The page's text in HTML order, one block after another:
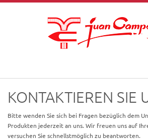
KONTAKTIEREN SIE
Bitte wenden Sie sich bei Fragen bezüglich dem
Produkten jederzeit an uns. Wir freuen uns auf
versuchen Sie schnellstmöglich zu beantworten.